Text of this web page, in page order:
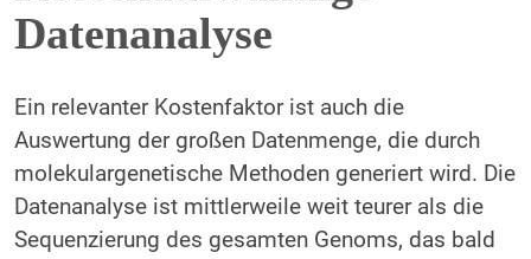
Datenanalyse
Ein relevanter Kostenfaktor ist auch die
Auswertung der großen Datenmenge, die durch
molekulargenetische Methoden generiert wird. Die
Datenanalyse ist mittlerweile weit teurer als die
Sequenzierung des gesamten Genoms, das bald